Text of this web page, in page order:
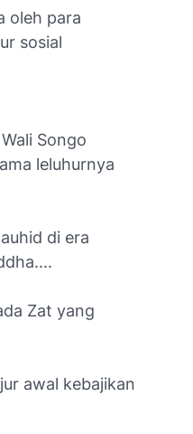
oleh para
sosial
Songo
leluhurnya
di era
Zat yang
awal kebajikan